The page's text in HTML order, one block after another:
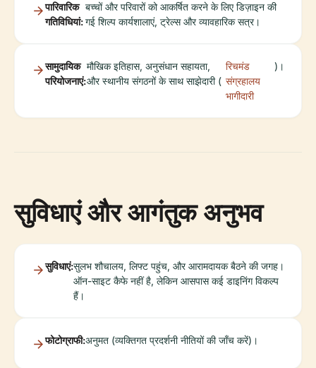
पारिवारिक
गतिविधियां:
बच्चों और परिवारों को आकर्षित करने के लिए डिज़ाइन की
गई शिल्प कार्यशालाएं, ट्रेल्स और व्यावहारिक सत्र।
सामुदायिक
परियोजनाएं:
मौखिक इतिहास, अनुसंधान सहायता,
और स्थानीय संगठनों के साथ साझेदारी (
रिचमंड
संग्रहालय
भागीदारी
)।
सुविधाएं और आगंतुक अनुभव
सुविधाएं:सुलभ शौचालय, लिफ्ट पहुंच, और आरामदायक बैठने की जगह।
ऑन-साइट कैफे नहीं है, लेकिन आसपास कई डाइनिंग विकल्प
हैं।
फोटोग्राफी:अनुमत (व्यक्तिगत प्रदर्शनी नीतियों की जाँच करें)।